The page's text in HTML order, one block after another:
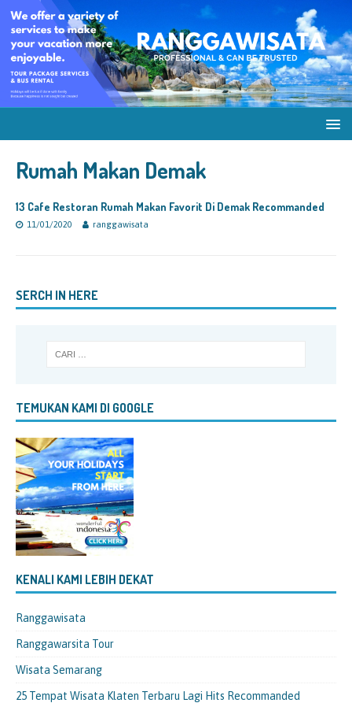
Rumah Makan Demak
13 Cafe Restoran Rumah Makan Favorit Di Demak Recommanded
11/01/2020 ranggawisata
SERCH IN HERE
TEMUKAN KAMI DI GOOGLE
KENALI KAMI LEBIH DEKAT
Ranggawisata
Ranggawarsita Tour
Wisata Semarang
25 Tempat Wisata Klaten Terbaru Lagi Hits Recommanded